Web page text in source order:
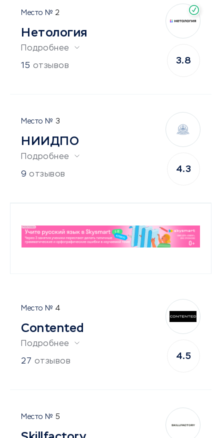
2
Нетология
Подробнее
15 отзывов
3.8
3
НИИДПО
Подробнее
9 отзывов
4.3
4
Contented
Подробнее
27 отзывов
4.5
5